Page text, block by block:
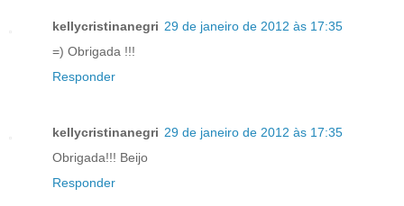
kellycristinanegri 29 de janeiro de 2012 às 17:35
=) Obrigada !!!
Responder
kellycristinanegri 29 de janeiro de 2012 às 17:35
Obrigada!!! Beijo
Responder